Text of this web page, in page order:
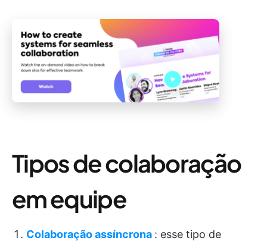
Tipos de colaboração
em equipe
Colaboração assíncrona : esse tipo de